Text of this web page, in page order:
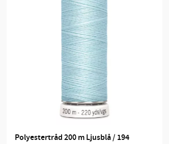
Polyestertråd 200 m Ljusblå / 194